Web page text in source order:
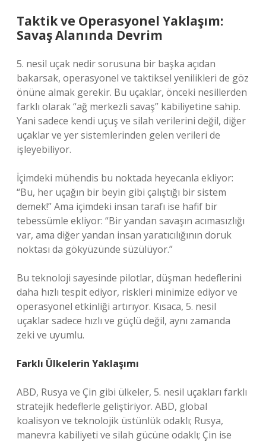
Taktik ve Operasyonel Yaklaşım:
Savaş Alanında Devrim
5. nesil uçak nedir sorusuna bir başka açıdan
bakarsak, operasyonel ve taktiksel yenilikleri de göz
önüne almak gerekir. Bu uçaklar, önceki nesillerden
farklı olarak “ağ merkezli savaş” kabiliyetine sahip.
Yani sadece kendi uçuş ve silah verilerini değil, diğer
uçaklar ve yer sistemlerinden gelen verileri de
işleyebiliyor.
İçimdeki mühendis bu noktada heyecanla ekliyor:
“Bu, her uçağın bir beyin gibi çalıştığı bir sistem
demek!” Ama içimdeki insan tarafı ise hafif bir
tebessümle ekliyor: “Bir yandan savaşın acımasızlığı
var, ama diğer yandan insan yaratıcılığının doruk
noktası da gökyüzünde süzülüyor.”
Bu teknoloji sayesinde pilotlar, düşman hedeflerini
daha hızlı tespit ediyor, riskleri minimize ediyor ve
operasyonel etkinliği artırıyor. Kısaca, 5. nesil
uçaklar sadece hızlı ve güçlü değil, aynı zamanda
zeki ve uyumlu.
Farklı Ülkelerin Yaklaşımı
ABD, Rusya ve Çin gibi ülkeler, 5. nesil uçakları farklı
stratejik hedeflerle geliştiriyor. ABD, global
koalisyon ve teknolojik üstünlük odaklı; Rusya,
manevra kabiliyeti ve silah gücüne odaklı; Çin ise